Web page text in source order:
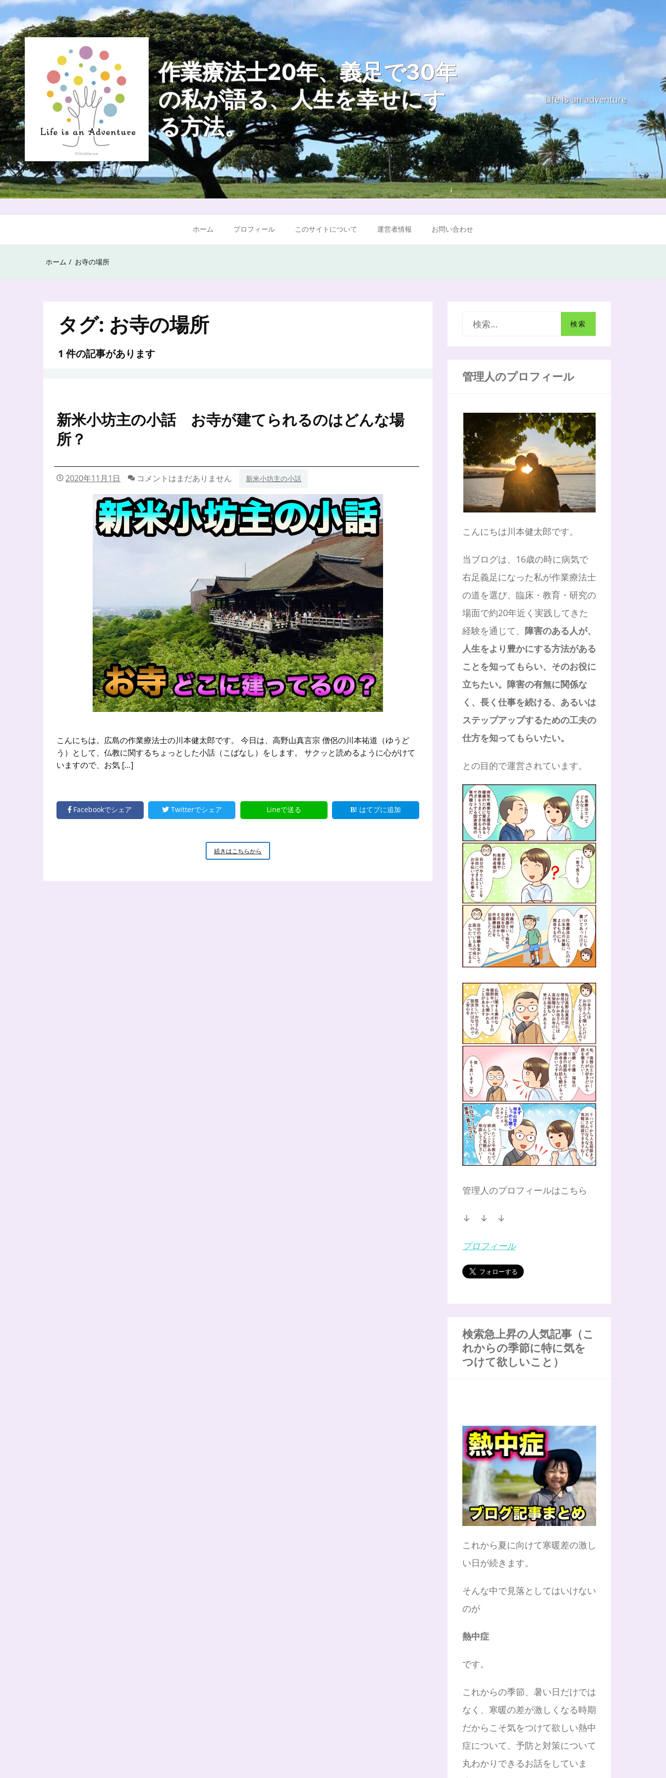
Skip
to
content
作業療法士20年、義足で30年
の私が語る、人生を幸せにす
る方法。
Life is an adventure
ホーム プロフィール このサイトについて 運営者情報 お問い合わせ
ホーム お寺の場所
タグ: お寺の場所
1 件の記事があります
新米小坊主の小話 お寺が建てられるのはどんな場
所？
2020年11月1日 コメントはまだありません 新米小坊主の小話
こんにちは。広島の作業療法士の川本健太郎です。 今日は、高野山真言宗 僧侶の川本祐道（ゆうど
う）として、仏教に関するちょっとした小話（こばなし）をします。 サクッと読めるように心がけて
いますので、お気 […]
Facebookでシェア Twitterでシェア Lineで送る はてブに追加
続きはこちらから
米
管理人のプロフィール
こんにちは川本健太郎です。
当ブログは、16歳の時に病気で
右足義足になった私が作業療法士
の道を選び、臨床・教育・研究の
場面で約20年近く実践してきた
経験を通じて、 障害のある人が、
人生をより豊かにする方法がある
ことを知ってもらい、そのお役に
立ちたい。障害の有無に関係な
く、長く仕事を続ける、あるいは
ステップアップするための工夫の
仕方を知ってもらいたい。
との目的で運営されています。
管理人のプロフィールはこちら
↓ ↓ ↓
プロフィール
検索急上昇の人気記事（こ
れからの季節に特に気を
つけて欲しいこと）
これから夏に向けて寒暖差の激し
い日が続きます。
そんな中で見落としてはいけない
のが
熱中症
です。
これからの季節、暑い日だけでは
なく、寒暖の差が激しくなる時期
だからこそ気をつけて欲しい熱中
症について、予防と対策について
丸わかりできるお話をしていま